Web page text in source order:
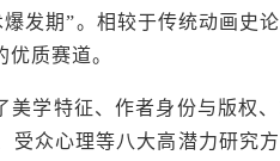
发期”。相较于传统动画史
质赛道。
美学特征、作者身份与版权
受众心理等八大高潜力研究